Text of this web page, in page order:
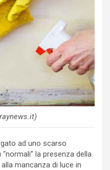
ad uno scarso
la presenza della
mancanza di luce in